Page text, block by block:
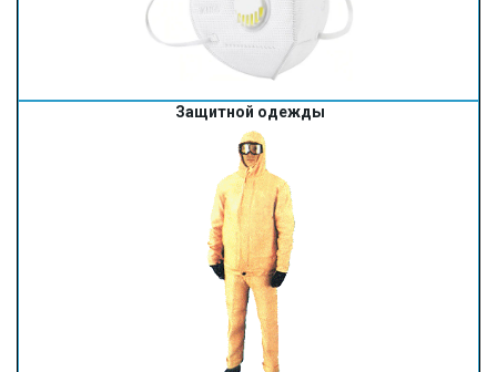
Защитной одежды